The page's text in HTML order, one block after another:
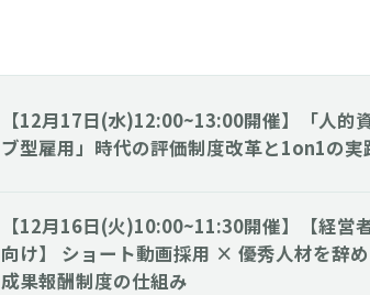
【12月17日(水)12:00~13:00開催】「人的
ブ型雇用」時代の評価制度改革と1on1の実
【12月16日(火)10:00~11:30開催】【経営
向け】 ショート動画採用 × 優秀人材を辞
成果報酬制度の仕組み